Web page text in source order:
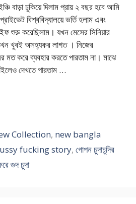
বাড়া ঢুকিয়ে দিলাম প্রায় ২ বছর হবে আমি
বিশ্ববিদ্যালয়ে ভর্তি হলাম এবং
শুরু করেছিলাম। যখন মেসের সিনিয়ার
খুবই অসহ্যকর লাগত । নিজের
মত করে ব্যবহার করতে পারতাম না। মাঝে
দেখতে পারতাম …
Collection, new bangla
fucking story, গোপন চুদাচুদির
গুদ চুদা